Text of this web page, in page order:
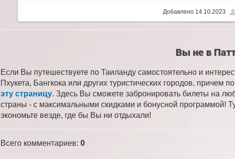
Добавлено 14.10.2023
Вы не в
Если Вы путешествуете по Таиланду самостоятельно и
Пхукета, Бангкока или других туристических городов,
эту страницу. Здесь Вы сможете забронировать билеты на
страны - с максимальными скидками и бонусной программой!
экономьте везде, где бы Вы ни отдыхали!
Всего комментариев: 0